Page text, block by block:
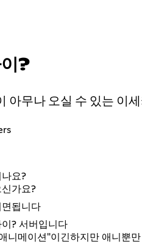
?
아무나 오실 수 있는 이
요?
가요?
됩니다
? 서버입니다
니메이션"이긴하지만 애니뿐